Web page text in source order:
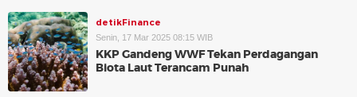
detikFinance
Senin, 17 Mar 2025 08:15 WIB
KKP Gandeng WWF Tekan Perdagangan
Biota Laut Terancam Punah